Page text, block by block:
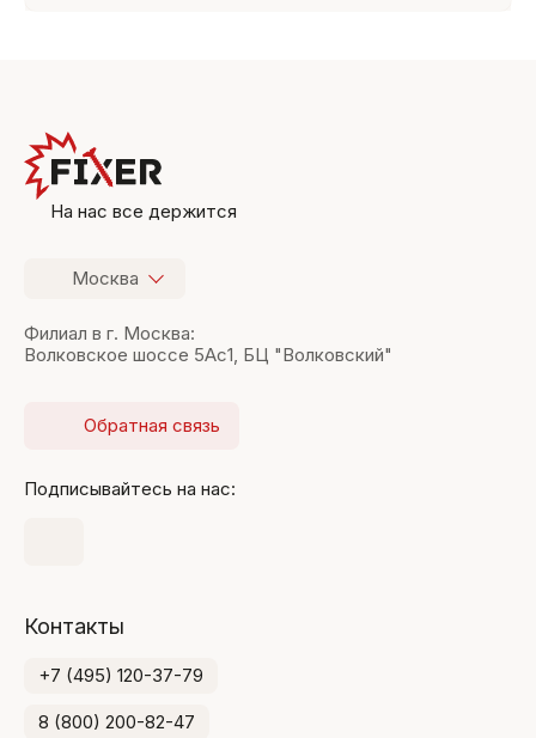
На нас все держится
Москва
Филиал в г. Москва:
Волковское шоссе 5Ас1, БЦ "Волковский"
Обратная связь
Подписывайтесь на нас:
Контакты
+7 (495) 120-37-79
8 (800) 200-82-47